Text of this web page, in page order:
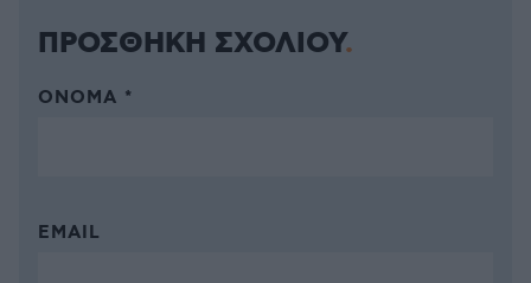
ΠΡΟΣΘΗΚΗ ΣΧΟΛΙΟΥ
ΌΝΟΜΑ *
EMAIL